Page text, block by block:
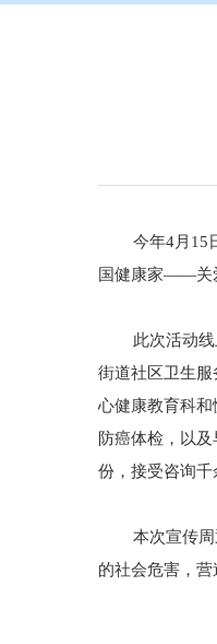
今年4月15日
国健康家——关
此次活动线上
街道社区卫生
心健康教育科
防癌体检，以
份，接受咨询千
本次宣传周通
的社会危害，营